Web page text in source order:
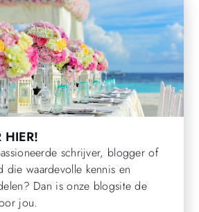
HIER!
schrijver, blogger of
die waardevolle kennis en
Dan is onze blogsite de
jou.